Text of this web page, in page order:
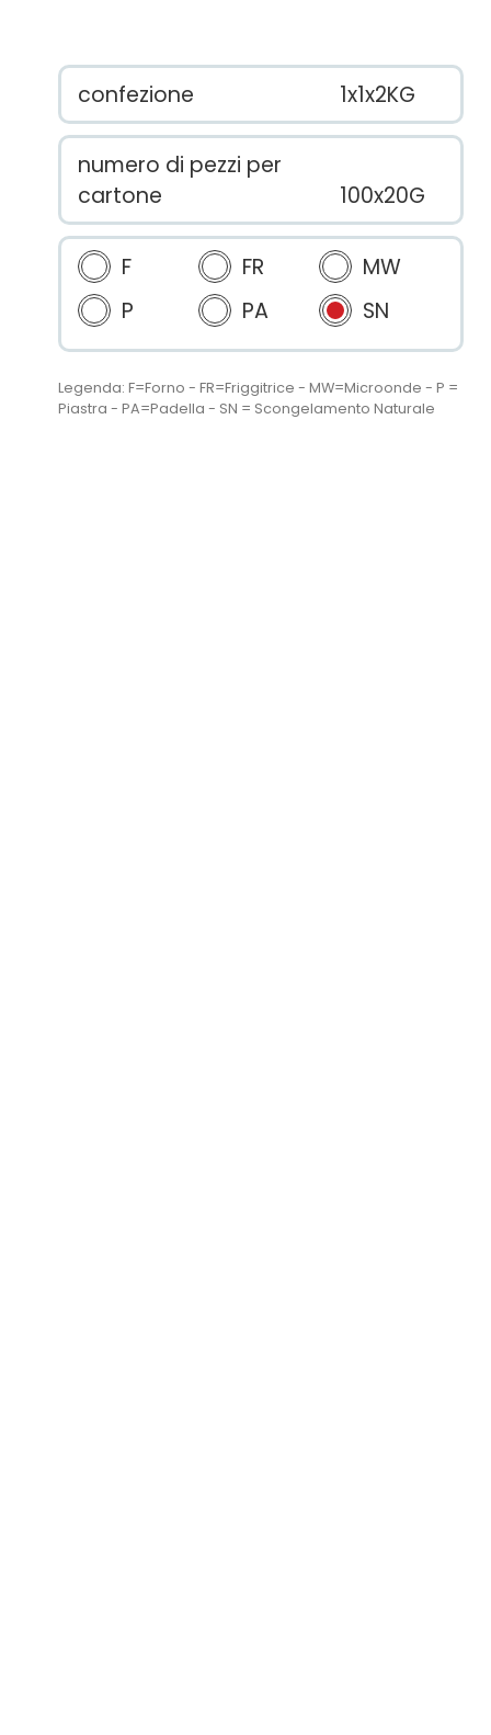
confezione 1x1x2KG
numero di pezzi per
cartone
100x20G
F FR
MW
P
PA SN
Legenda: F=Forno - FR=Friggitrice - MW=Microonde - P =
Piastra - PA=Padella - SN = Scongelamento Naturale